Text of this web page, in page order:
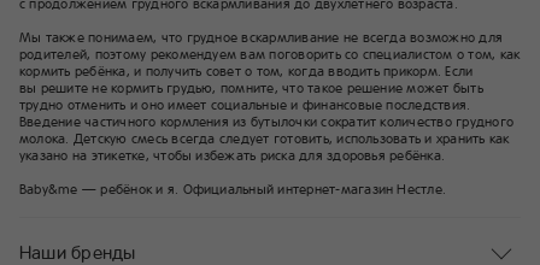
Мы также понимаем, что грудное вскармливание не всегда возможно для
родителей, поэтому рекомендуем вам поговорить со специалистом о том, как
кормить ребёнка, и получить совет о том, когда вводить прикорм. Если
вы решите не кормить грудью, помните, что такое решение может быть
трудно отменить и оно имеет социальные и финансовые последствия.
Введение частичного кормления из бутылочки сократит количество грудного
молока. Детскую смесь всегда следует готовить, использовать и хранить как
указано на этикетке, чтобы избежать риска для здоровья ребёнка.
Baby&me — ребёнок и я. Официальный интернет-магазин Нестле.
Наши бренды